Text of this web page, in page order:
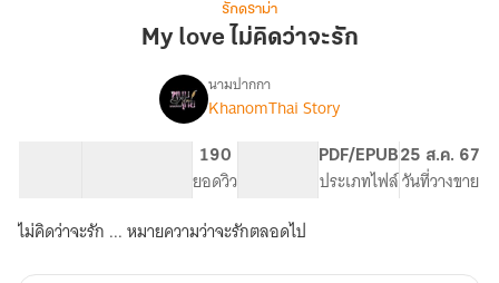
ไม่
คิด
รักดราม่า
My love ไม่คิดว่าจะรัก
เรื่องMy
จะ
รัก
นามปากกา
KhanomThai Story
190
ยอดวิว
PDF/EPUB
ประเภทไฟล์
25 ส.ค. 67
วันที่วางขาย
ไม่คิดว่าจะรัก ... หมายความว่าจะรักตลอดไป